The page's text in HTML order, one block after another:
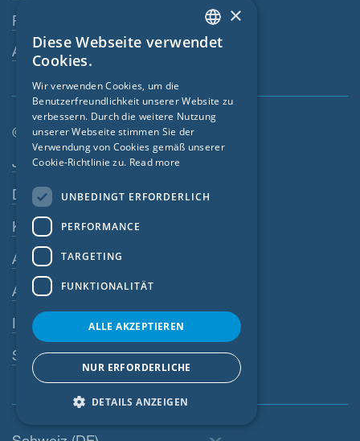
Fachhändler
Ansprechperson
© SIGA 2026
Footer-Navigation
Jobs
Datenschutz
Kontakt
AGB
AEB
Impressum
SIGA-Meldesystem
ENGLISH
FRENCH
CZECH
NORWEGIAN
×
Diese Webseite verwendet
Cookies.
Wir verwenden Cookies, um die
Benutzerfreundlichkeit unserer Website zu
verbessern. Durch die weitere Nutzung
unserer Webseite stimmen Sie der
Verwendung von Cookies gemäß unserer
Cookie-Richtlinie zu. Read more
UNBEDINGT ERFORDERLICH
PERFORMANCE
TARGETING
FUNKTIONALITÄT
ALLE AKZEPTIEREN
NUR ERFORDERLICHE
DETAILS ANZEIGEN